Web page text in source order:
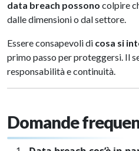
data breach possono colpire
dalle dimensioni o dal settore.
Essere consapevoli di cosa si
primo passo per proteggersi. Il
responsabilità e continuità.
Domande